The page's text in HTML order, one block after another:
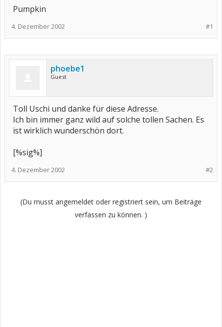
Pumpkin
#1
4. Dezember 2002
phoebe1
Guest
Toll Uschi und danke für diese Adresse.
Ich bin immer ganz wild auf solche tollen Sachen. Es
ist wirklich wunderschön dort.
[%sig%]
#2
4. Dezember 2002
(Du musst angemeldet oder registriert sein, um Beiträge
verfassen zu können. )